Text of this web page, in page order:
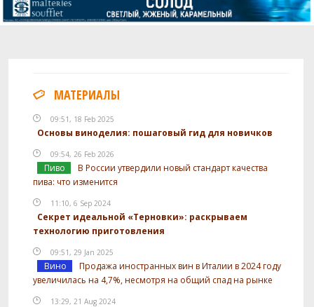
МАТЕРИАЛЫ
09:51, 18 Feb 2025
Основы виноделия: пошаговый гид для новичков
09:54, 26 Feb 2026
Пиво
В России утвердили новый стандарт качества
пива: что изменится
11:10, 6 Sep 2024
Секрет идеальной «Терновки»: раскрываем
технологию приготовления
09:51, 29 Jan 2025
Вино
Продажа иностранных вин в Италии в 2024 году
увеличилась на 4,7%, несмотря на общий спад на рынке
13:29, 21 Aug 2024